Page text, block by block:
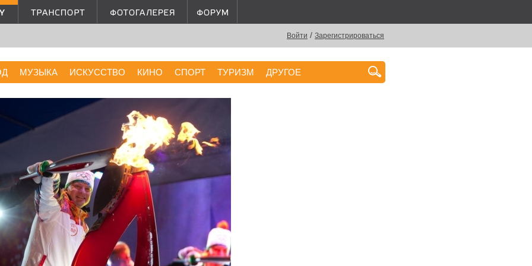
Войти / Зарегистрироваться
МУЗЫКА ИСКУССТВО КИНО СПОРТ ТУРИЗМ ДРУГОЕ